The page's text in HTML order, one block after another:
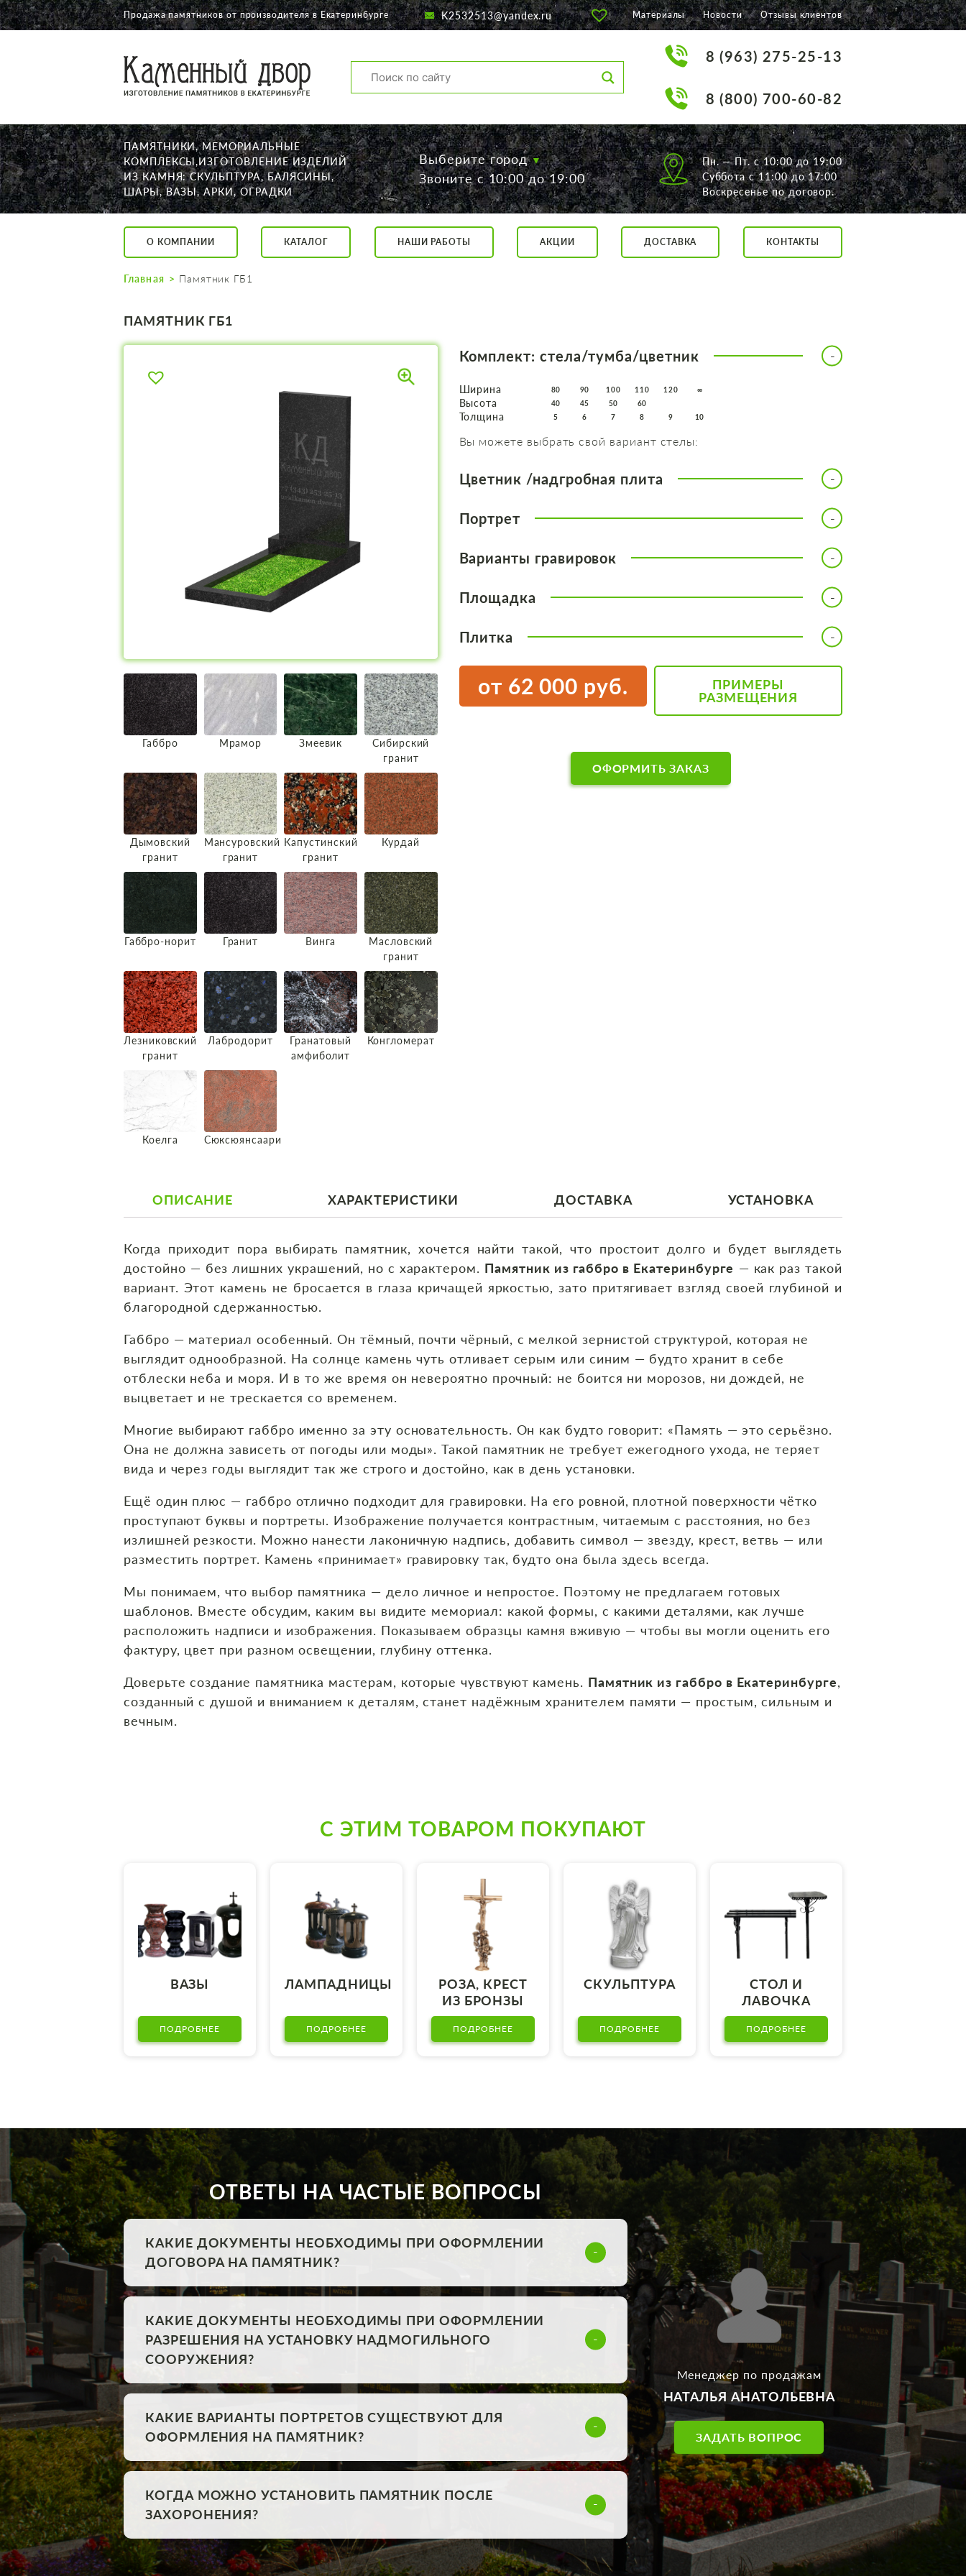
О КОМПАНИИ
КАТАЛОГ
НАШИ РАБОТЫ
АКЦИИ
ДОСТАВКА
КОНТАКТЫ
K2532513@yandex.ru
Екатеринбург, Щорса, 56
Суббота с 11:00 до 17:00
Продажа памятников от производителя в Екатеринбурге K2532513@yandex.ru Материалы Новости Отзывы клиентов
8 (963) 275-25-13
8 (800) 700-60-82
ПАМЯТНИКИ, МЕМОРИАЛЬНЫЕ
КОМПЛЕКСЫ,ИЗГОТОВЛЕНИЕ ИЗДЕЛИЙ
ИЗ КАМНЯ: СКУЛЬПТУРА, БАЛЯСИНЫ,
ШАРЫ, ВАЗЫ, АРКИ, ОГРАДКИ
Выберите город
Звоните с 10:00 до 19:00
Пн. — Пт. с 10:00 до 19:00
Суббота с 11:00 до 17:00
Воскресенье по договор.
О КОМПАНИИ КАТАЛОГ НАШИ РАБОТЫ АКЦИИ ДОСТАВКА КОНТАКТЫ
Главная Памятник ГБ1
ПАМЯТНИК ГБ1
Габбро Мрамор Змеевик
Сибирский
гранит
Дымовский
гранит
Мансуровский
гранит
Капустинский
гранит
Курдай
Габбро-норит Гранит Винга
Масловский
гранит
Лезниковский
гранит
Лабродорит
Гранатовый
амфиболит
Конгломерат
Коелга Сюксюянсаари
Комплект: стела/тумба/цветник
Ширина 80 90 100 110 120 ∞
Высота 40 45 50 60
Толщина 5 6 7 8 9 10
Вы можете выбрать свой вариант стелы:
Цветник /надгробная плита
Портрет
Варианты гравировок
Площадка
Плитка
от 62 000 руб.
ПРИМЕРЫ
РАЗМЕЩЕНИЯ
ОФОРМИТЬ ЗАКАЗ
ОПИСАНИЕ ХАРАКТЕРИСТИКИ ДОСТАВКА УСТАНОВКА
Когда приходит пора выбирать памятник, хочется найти такой, что простоит долго и будет выглядеть
достойно — без лишних украшений, но с характером. Памятник из габбро в Екатеринбурге — как раз такой
вариант. Этот камень не бросается в глаза кричащей яркостью, зато притягивает взгляд своей глубиной и
благородной сдержанностью.
Габбро — материал особенный. Он тёмный, почти чёрный, с мелкой зернистой структурой, которая не
выглядит однообразной. На солнце камень чуть отливает серым или синим — будто хранит в себе
отблески неба и моря. И в то же время он невероятно прочный: не боится ни морозов, ни дождей, не
выцветает и не трескается со временем.
Многие выбирают габбро именно за эту основательность. Он как будто говорит: «Память — это серьёзно.
Она не должна зависеть от погоды или моды». Такой памятник не требует ежегодного ухода, не теряет
вида и через годы выглядит так же строго и достойно, как в день установки.
Ещё один плюс — габбро отлично подходит для гравировки. На его ровной, плотной поверхности чётко
проступают буквы и портреты. Изображение получается контрастным, читаемым с расстояния, но без
излишней резкости. Можно нанести лаконичную надпись, добавить символ — звезду, крест, ветвь — или
разместить портрет. Камень «принимает» гравировку так, будто она была здесь всегда.
Мы понимаем, что выбор памятника — дело личное и непростое. Поэтому не предлагаем готовых
шаблонов. Вместе обсудим, каким вы видите мемориал: какой формы, с какими деталями, как лучше
расположить надписи и изображения. Показываем образцы камня вживую — чтобы вы могли оценить его
фактуру, цвет при разном освещении, глубину оттенка.
Доверьте создание памятника мастерам, которые чувствуют камень. Памятник из габбро в Екатеринбурге,
созданный с душой и вниманием к деталям, станет надёжным хранителем памяти — простым, сильным и
вечным.
С ЭТИМ ТОВАРОМ ПОКУПАЮТ
ВАЗЫ
ПОДРОБНЕЕ
ЛАМПАДНИЦЫ
ПОДРОБНЕЕ
РОЗА, КРЕСТ
ИЗ БРОНЗЫ
ПОДРОБНЕЕ
СКУЛЬПТУРА
ПОДРОБНЕЕ
СТОЛ И
ЛАВОЧКА
ПОДРОБНЕЕ
ОТВЕТЫ НА ЧАСТЫЕ ВОПРОСЫ
КАКИЕ ДОКУМЕНТЫ НЕОБХОДИМЫ ПРИ ОФОРМЛЕНИИ
ДОГОВОРА НА ПАМЯТНИК?
КАКИЕ ДОКУМЕНТЫ НЕОБХОДИМЫ ПРИ ОФОРМЛЕНИИ
РАЗРЕШЕНИЯ НА УСТАНОВКУ НАДМОГИЛЬНОГО
СООРУЖЕНИЯ?
КАКИЕ ВАРИАНТЫ ПОРТРЕТОВ СУЩЕСТВУЮТ ДЛЯ
ОФОРМЛЕНИЯ НА ПАМЯТНИК?
КОГДА МОЖНО УСТАНОВИТЬ ПАМЯТНИК ПОСЛЕ
ЗАХОРОНЕНИЯ?
Менеджер по продажам
НАТАЛЬЯ АНАТОЛЬЕВНА
ЗАДАТЬ ВОПРОС